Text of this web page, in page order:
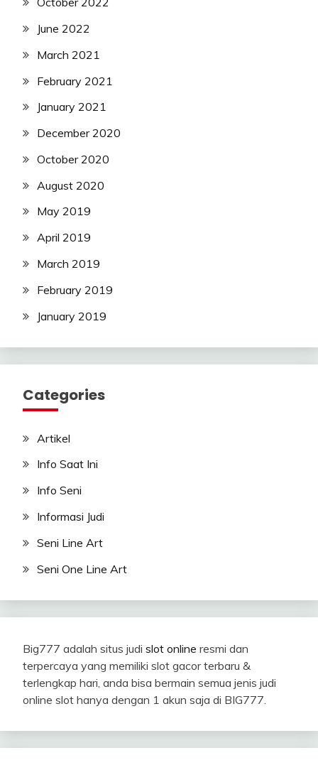
June 2022
March 2021
February 2021
January 2021
December 2020
October 2020
August 2020
May 2019
April 2019
March 2019
February 2019
January 2019
Categories
Artikel
Info Saat Ini
Info Seni
Informasi Judi
Seni Line Art
Seni One Line Art
Big777 adalah situs judi slot online resmi dan
terpercaya yang memiliki slot gacor terbaru &
terlengkap hari, anda bisa bermain semua jenis judi
online slot hanya dengan 1 akun saja di BIG777.